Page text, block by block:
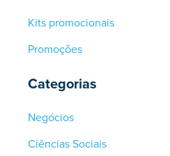
Kits promocionais
Promoções
Categorias
Negócios
Ciências Sociais